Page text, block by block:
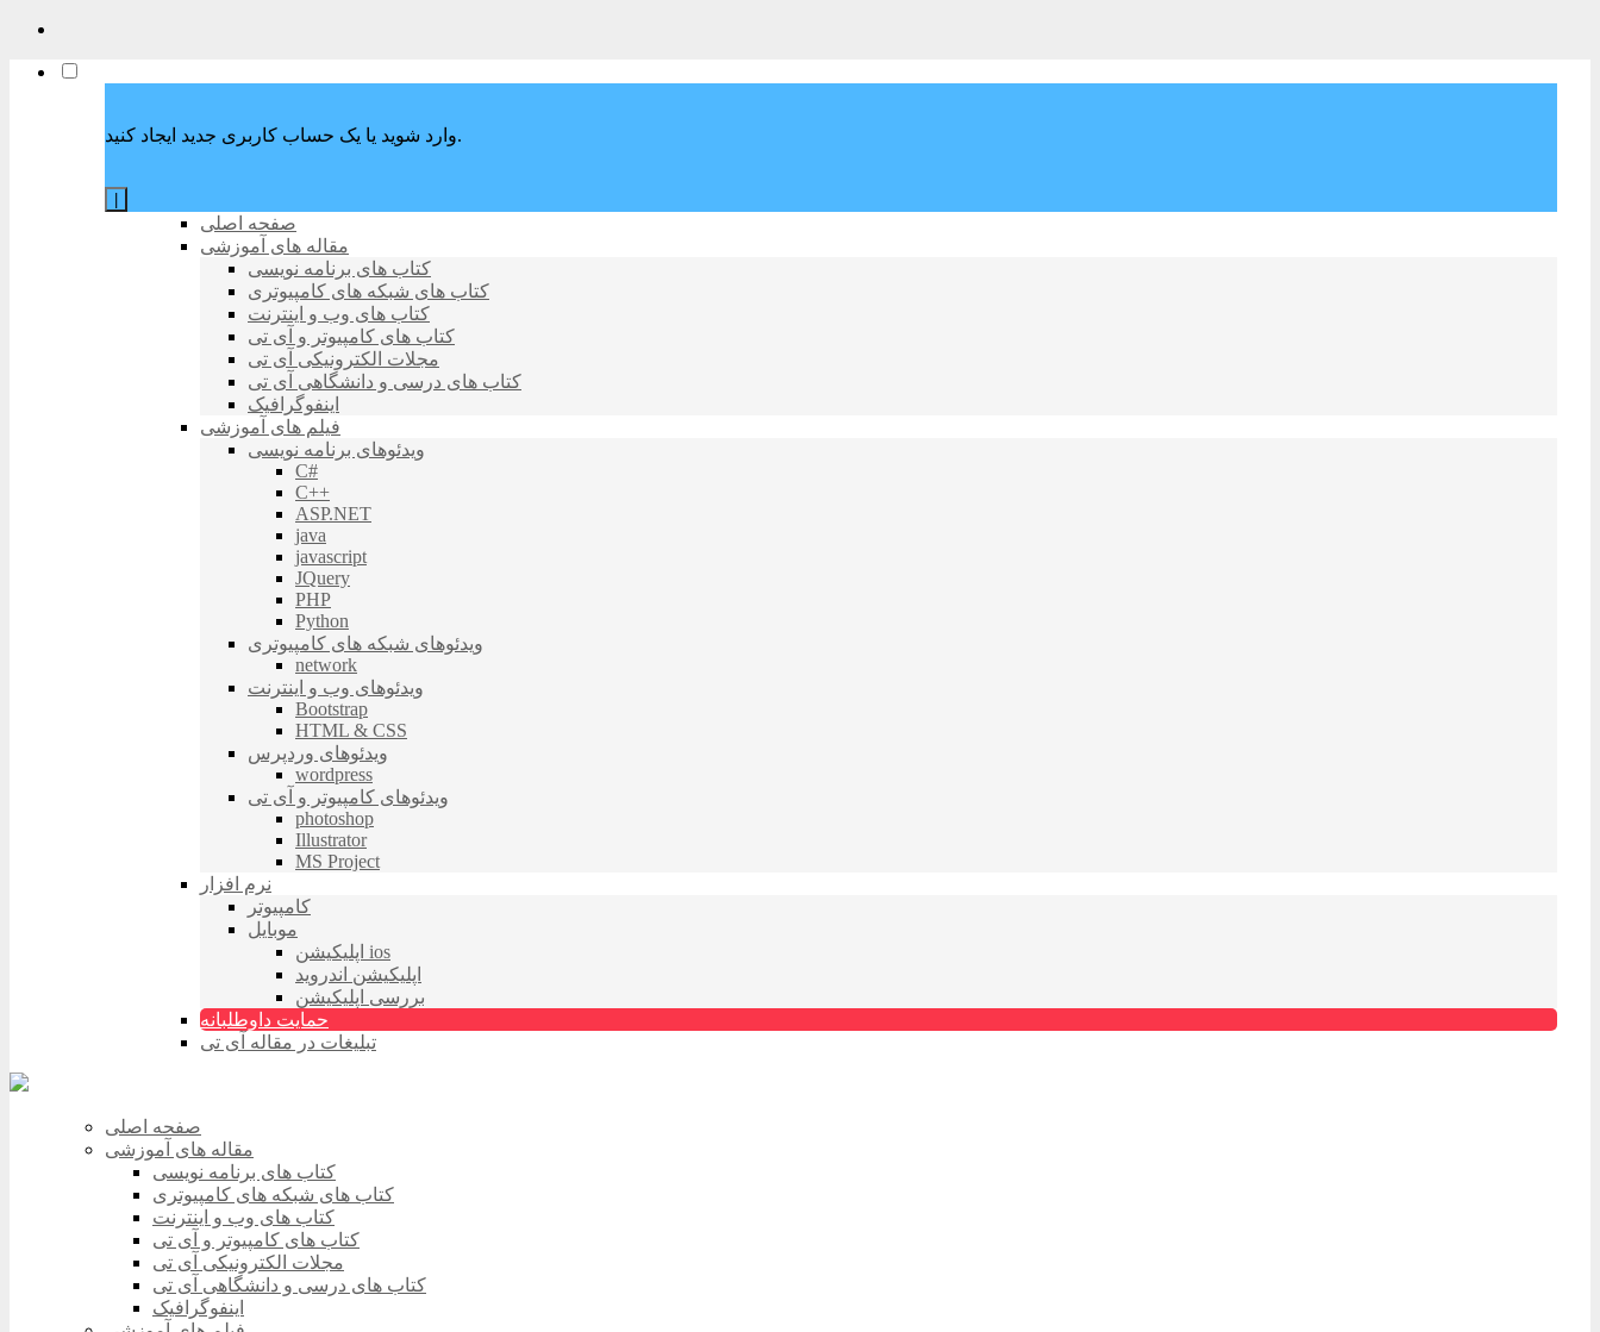
وارد شوید یا یک حساب کاربری جدید ایجاد کنید.
صفحه اصلی
مقاله های آموزشی
کتاب های برنامه نویسی
کتاب های شبکه های کامپیوتری
کتاب های وب و اینترنت
کتاب های کامپیوتر و آی تی
مجلات الکترونیکی آی تی
کتاب های درسی و دانشگاهی آی تی
اینفوگرافیک
فیلم های آموزشی
ویدئوهای برنامه نویسی
C#
C++
ASP.NET
java
javascript
JQuery
PHP
Python
ویدئوهای شبکه های کامپیوتری
network
ویدئوهای وب و اینترنت
Bootstrap
HTML & CSS
ویدئوهای وردپرس
wordpress
ویدئوهای کامپیوتر و آی تی
photoshop
Illustrator
MS Project
نرم افزار
کامپیوتر
موبایل
اپلیکیشن ios
اپلیکیشن اندروید
بررسی اپلیکیشن
حمایت داوطلبانه
تبلیغات در مقاله آی تی
صفحه اصلی
مقاله های آموزشی
کتاب های برنامه نویسی
کتاب های شبکه های کامپیوتری
کتاب های وب و اینترنت
کتاب های کامپیوتر و آی تی
مجلات الکترونیکی آی تی
کتاب های درسی و دانشگاهی آی تی
اینفوگرافیک